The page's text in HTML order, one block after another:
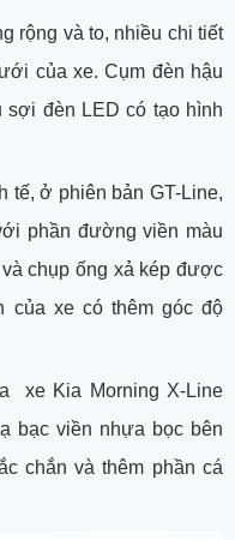
rộng và to, nhiều chi tiết
của xe. Cụm đèn hậu
đèn LED có tạo hình
tế, ở phiên bản GT-Line,
phần đường viền màu
chụp ống xả kép được
của xe có thêm góc độ
xe Kia Morning X-Line
bạc viền nhựa bọc bên
chắn và thêm phần cá